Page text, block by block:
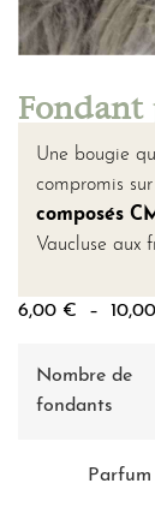
Une bougie
compromis
composés
Vaucluse aux
6,00 € – 10,00
Nombre de
fondants
Parfum